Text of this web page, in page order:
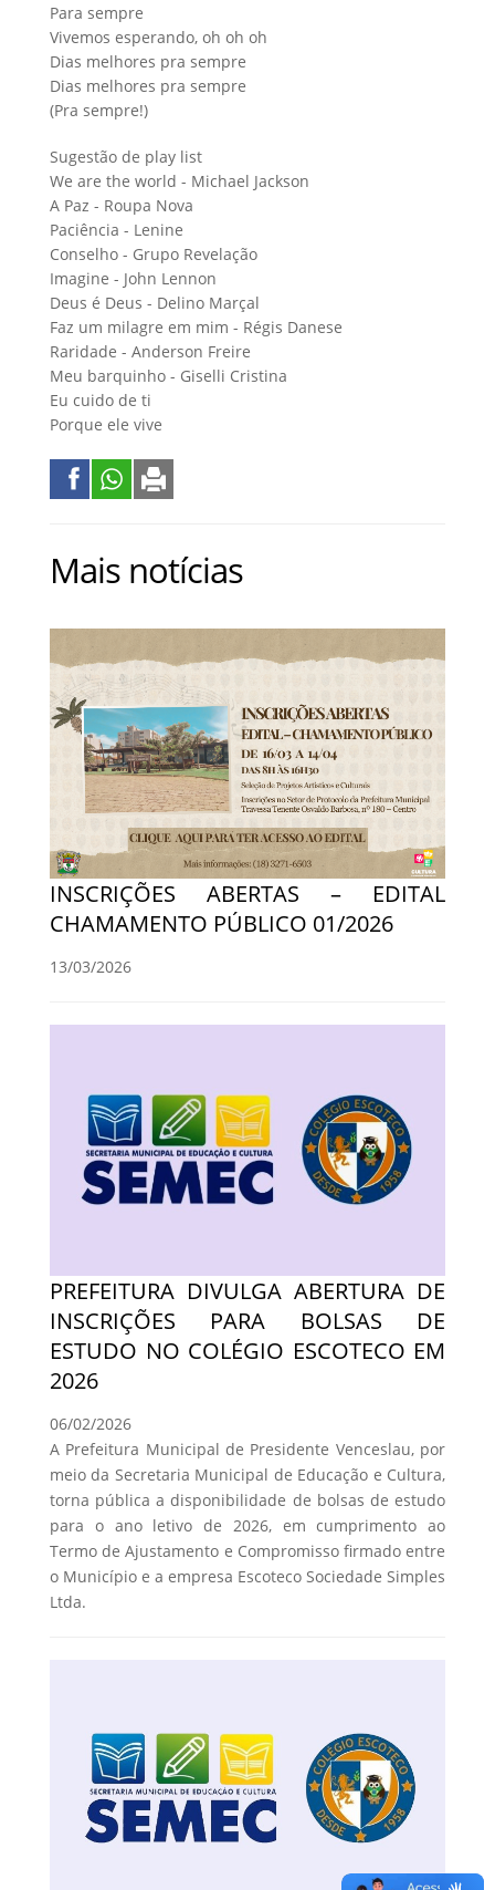
Para sempre
Vivemos esperando, oh oh oh
Dias melhores pra sempre
Dias melhores pra sempre
(Pra sempre!)
Sugestão de play list
We are the world - Michael Jackson
A Paz - Roupa Nova
Paciência - Lenine
Conselho - Grupo Revelação
Imagine - John Lennon
Deus é Deus - Delino Marçal
Faz um milagre em mim - Régis Danese
Raridade - Anderson Freire
Meu barquinho - Giselli Cristina
Eu cuido de ti
Porque ele vive
Mais notícias
INSCRIÇÕES ABERTAS – EDITAL
CHAMAMENTO PÚBLICO 01/2026
13/03/2026
PREFEITURA DIVULGA ABERTURA DE
INSCRIÇÕES PARA BOLSAS DE
ESTUDO NO COLÉGIO ESCOTECO EM
2026
06/02/2026
A Prefeitura Municipal de Presidente Venceslau, por
meio da Secretaria Municipal de Educação e Cultura,
torna pública a disponibilidade de bolsas de estudo
para o ano letivo de 2026, em cumprimento ao
Termo de Ajustamento e Compromisso firmado entre
o Município e a empresa Escoteco Sociedade Simples
Ltda.